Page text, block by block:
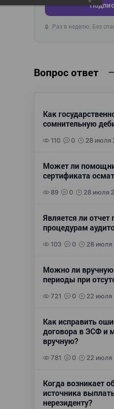
🔒 Раз в неделю. Без
Вопрос ответ
Как
сомнительную
110 0 28 июля
Может ли
сертификата
89 0 28 июля
Является ли
процедурам
103 0 28 июля
Можно ли вручную
периоды при
721 0 22 июля
Как исправить
договора в ЭСФ и
вручную?
781 0 22 июля
Когда возникает
источника
нерезиденту?